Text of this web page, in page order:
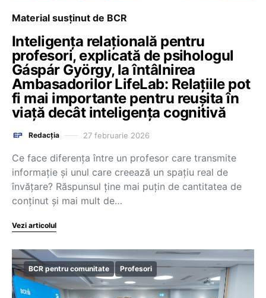
Material susținut de BCR
Inteligența relațională pentru
profesori, explicată de psihologul
Gáspár György, la întâlnirea
Ambasadorilor LifeLab: Relațiile pot
fi mai importante pentru reușita în
viață decât inteligența cognitivă
Redacția 27 februarie 2026
Ce face diferența între un profesor care transmite
informație și unul care creează un spațiu real de
învățare? Răspunsul ține mai puțin de cantitatea de
conținut și mai mult de…
Vezi articolul
BCR pentru comunitate Profesori